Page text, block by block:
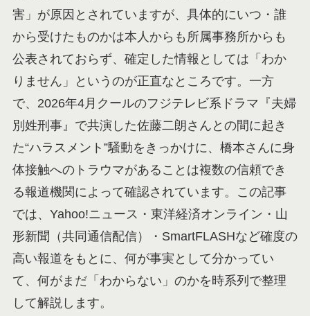
害」が原因とされていますが、具体的にいつ・誰
から受けたものかは本人からも所属事務所からも
公表されておらず、確定した情報としては「わか
りません」というのが正直なところです。一方
で、2026年4月クールのフジテレビ系ドラマ『夫婦
別姓刑事』で共演した佐藤二朗さんとの間に起き
た“ハラスメント”騒動をきっかけに、橋本さんに身
体接触へのトラウマがあることは複数の信頼でき
る報道機関によって確認されています。この記事
では、Yahoo!ニュース・東洋経済オンライン・山
形新聞（共同通信配信）・SmartFLASHなど確度の
高い報道をもとに、何が事実として分かってい
て、何がまだ「わからない」のかを時系列で整理
して解説します。